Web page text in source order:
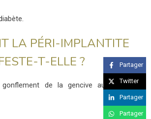
LA PÉRI-IMPLANTITE
T-ELLE ?
de la gencive autour de
Partager
Twitter
Partager
Partager